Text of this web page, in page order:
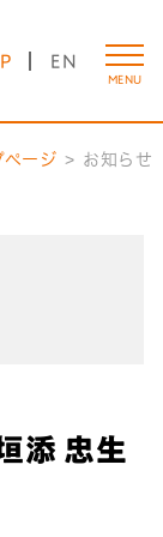
EN
MENU
ページ お知らせ
添 忠生